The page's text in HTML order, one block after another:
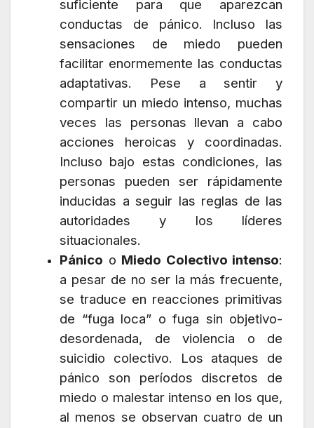
suficiente para que aparezcan
conductas de pánico. Incluso las
sensaciones de miedo pueden
facilitar enormemente las conductas
adaptativas. Pese a sentir y
compartir un miedo intenso, muchas
veces las personas llevan a cabo
acciones heroicas y coordinadas.
Incluso bajo estas condiciones, las
personas pueden ser rápidamente
inducidas a seguir las reglas de las
autoridades y los líderes
situacionales.
Pánico o Miedo Colectivo intenso:
a pesar de no ser la más frecuente,
se traduce en reacciones primitivas
de “fuga loca” o fuga sin objetivo-
desordenada, de violencia o de
suicidio colectivo. Los ataques de
pánico son períodos discretos de
miedo o malestar intenso en los que,
al menos se observan cuatro de un